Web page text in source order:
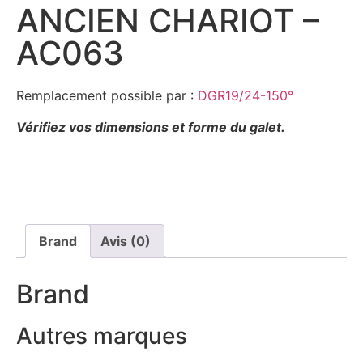
ANCIEN CHARIOT –
AC063
Remplacement possible par : DGR19/24-150°
Vérifiez vos dimensions et forme du galet.
Brand Avis (0)
Brand
Autres marques